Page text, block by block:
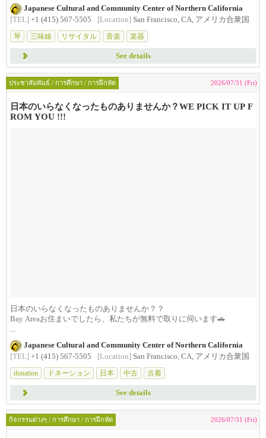
Japanese Cultural and Community Center of Northern California
[TEL] +1 (415) 567-5505 [Location] San Francisco, CA, アメリカ合衆国
琴
三味線 リサイタル 音楽 楽器
See details
ประชาสัมพันธ์ / การศึกษา / การฝึกหัด 2026/07/31 (Fri)
日本のいらなくなったものありませんか？WE PICK IT UP F
ROM YOU !!!
日本のいらなくなったものありませんか？？
Bay Areaお住まいでしたら、私たちが無料で取りに伺います🚗
...
Japanese Cultural and Community Center of Northern California
[TEL] +1 (415) 567-5505 [Location] San Francisco, CA, アメリカ合衆国
donation
ドネーション 日本 中古 古着
See details
กิจกรรมต่างๆ / การศึกษา / การฝึกหัด 2026/07/31 (Fri)